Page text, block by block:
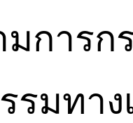
การก
มทาง